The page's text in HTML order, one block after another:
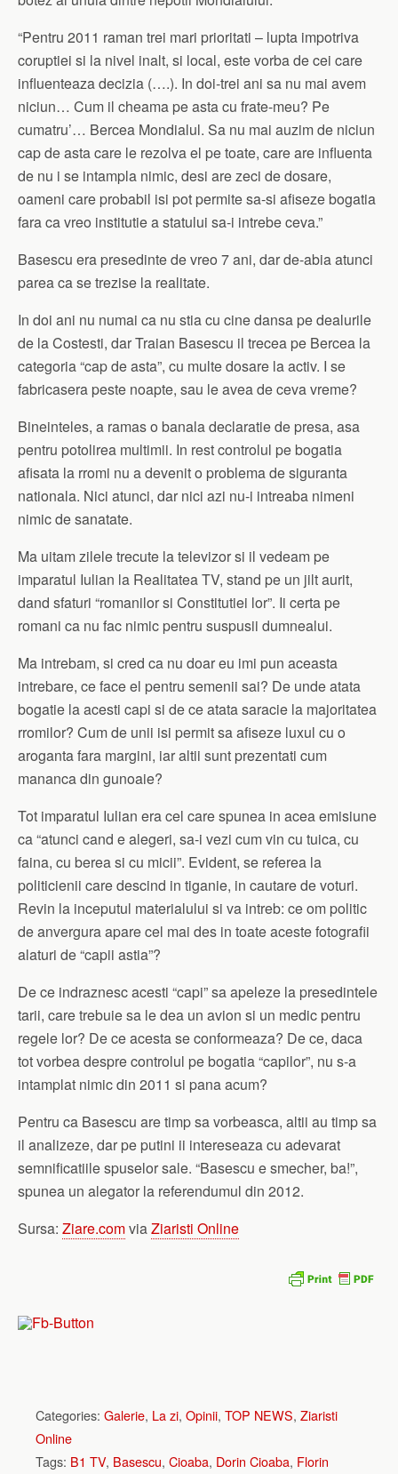
“Pentru 2011 raman trei mari prioritati – lupta impotriva
coruptiei si la nivel inalt, si local, este vorba de cei care
influenteaza decizia (….). In doi-trei ani sa nu mai avem
niciun… Cum il cheama pe asta cu frate-meu? Pe
cumatru’… Bercea Mondialul. Sa nu mai auzim de niciun
cap de asta care le rezolva el pe toate, care are influenta
de nu i se intampla nimic, desi are zeci de dosare,
oameni care probabil isi pot permite sa-si afiseze bogatia
fara ca vreo institutie a statului sa-i intrebe ceva.”
Basescu era presedinte de vreo 7 ani, dar de-abia atunci
parea ca se trezise la realitate.
In doi ani nu numai ca nu stia cu cine dansa pe dealurile
de la Costesti, dar Traian Basescu il trecea pe Bercea la
categoria “cap de asta”, cu multe dosare la activ. I se
fabricasera peste noapte, sau le avea de ceva vreme?
Bineinteles, a ramas o banala declaratie de presa, asa
pentru potolirea multimii. In rest controlul pe bogatia
afisata la rromi nu a devenit o problema de siguranta
nationala. Nici atunci, dar nici azi nu-i intreaba nimeni
nimic de sanatate.
Ma uitam zilele trecute la televizor si il vedeam pe
imparatul Iulian la Realitatea TV, stand pe un jilt aurit,
dand sfaturi “romanilor si Constitutiei lor”. Ii certa pe
romani ca nu fac nimic pentru suspusii dumnealui.
Ma intrebam, si cred ca nu doar eu imi pun aceasta
intrebare, ce face el pentru semenii sai? De unde atata
bogatie la acesti capi si de ce atata saracie la majoritatea
rromilor? Cum de unii isi permit sa afiseze luxul cu o
aroganta fara margini, iar altii sunt prezentati cum
mananca din gunoaie?
Tot imparatul Iulian era cel care spunea in acea emisiune
ca “atunci cand e alegeri, sa-i vezi cum vin cu tuica, cu
faina, cu berea si cu micii”. Evident, se referea la
politicienii care descind in tiganie, in cautare de voturi.
Revin la inceputul materialului si va intreb: ce om politic
de anvergura apare cel mai des in toate aceste fotografii
alaturi de “capii astia”?
De ce indraznesc acesti “capi” sa apeleze la presedintele
tarii, care trebuie sa le dea un avion si un medic pentru
regele lor? De ce acesta se conformeaza? De ce, daca
tot vorbea despre controlul pe bogatia “capilor”, nu s-a
intamplat nimic din 2011 si pana acum?
Pentru ca Basescu are timp sa vorbeasca, altii au timp sa
il analizeze, dar pe putini ii intereseaza cu adevarat
semnificatiile spuselor sale. “Basescu e smecher, ba!”,
spunea un alegator la referendumul din 2012.
Sursa: Ziare.comviaZiaristi Online
Categories: Galerie, La zi, Opinii, TOP NEWS, Ziaristi
Online
Tags: B1 TV, Basescu, Cioaba, Dorin Cioaba, Florin